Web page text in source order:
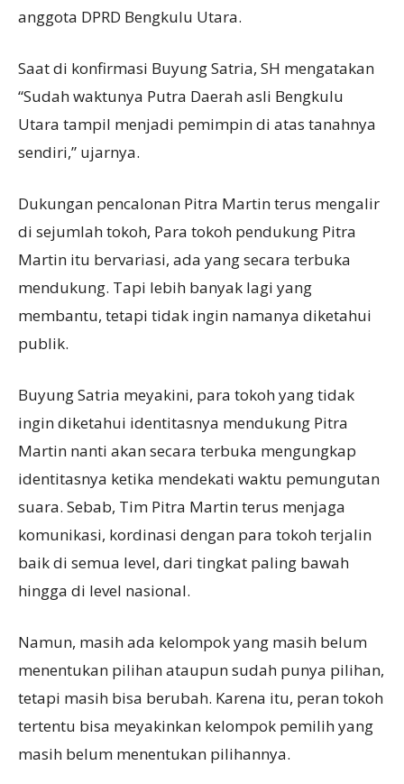
anggota DPRD Bengkulu Utara.
Saat di konfirmasi Buyung Satria, SH mengatakan
“Sudah waktunya Putra Daerah asli Bengkulu
Utara tampil menjadi pemimpin di atas tanahnya
sendiri,” ujarnya.
Dukungan pencalonan Pitra Martin terus mengalir
di sejumlah tokoh, Para tokoh pendukung Pitra
Martin itu bervariasi, ada yang secara terbuka
mendukung. Tapi lebih banyak lagi yang
membantu, tetapi tidak ingin namanya diketahui
publik.
Buyung Satria meyakini, para tokoh yang tidak
ingin diketahui identitasnya mendukung Pitra
Martin nanti akan secara terbuka mengungkap
identitasnya ketika mendekati waktu pemungutan
suara. Sebab, Tim Pitra Martin terus menjaga
komunikasi, kordinasi dengan para tokoh terjalin
baik di semua level, dari tingkat paling bawah
hingga di level nasional.
Namun, masih ada kelompok yang masih belum
menentukan pilihan ataupun sudah punya pilihan,
tetapi masih bisa berubah. Karena itu, peran tokoh
tertentu bisa meyakinkan kelompok pemilih yang
masih belum menentukan pilihannya.